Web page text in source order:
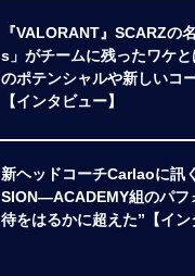
『VALORANT』SCARZの
s」がチームに残ったワケ
のポテンシャルや新しいコ
【インタビュー】
新ヘッドコーチCarlaoに訊
SION―ACADEMY組のパフ
待をはるかに超えた”【イン